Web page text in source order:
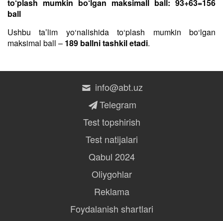
to‘plash mumkin bo‘lgan maksimall ball: 93+63=156
ball
Ushbu taʼlim yo‘nalishida to‘plash mumkin bo‘lgan
maksimal ball – 189 ballni tashkil etadi.
info@abt.uz
Telegram
Test topshirish
Test natijalari
Qabul 2024
Oliygohlar
Reklama
Foydalanish shartlari